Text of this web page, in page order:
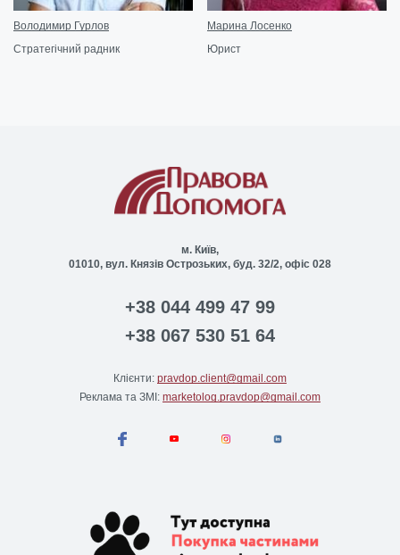
Володимир Гурлов
Стратегічний радник
Марина Лосенко
Юрист
м. Київ,
01010, вул. Князів Острозьких, буд. 32/2, офіс 028
+38 044 499 47 99
+38 067 530 51 64
Клієнти: pravdop.client@gmail.com
Реклама та ЗМІ: marketolog.pravdop@gmail.com